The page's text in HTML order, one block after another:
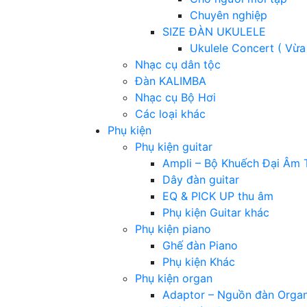
Chuyên nghiệp
SIZE ĐÀN UKULELE
Ukulele Concert ( Vừa
Nhạc cụ dân tộc
Đàn KALIMBA
Nhạc cụ Bộ Hơi
Các loại khác
Phụ kiện
Phụ kiện guitar
Ampli – Bộ Khuếch Đại Âm
Dây đàn guitar
EQ & PICK UP thu âm
Phụ kiện Guitar khác
Phụ kiện piano
Ghế đàn Piano
Phụ kiện Khác
Phụ kiện organ
Adaptor – Nguồn đàn